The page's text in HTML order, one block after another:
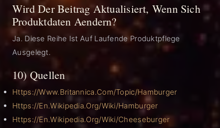
Wird Der Beitrag Aktualisiert, Wenn Sich
Produktdaten Aendern?
Ja. Diese Reihe Ist Auf Laufende Produktpflege
Ausgelegt.
10) Quellen
Https://www.britannica.com/topic/hamburger
Https://en.wikipedia.org/wiki/Hamburger
Https://en.wikipedia.org/wiki/Cheeseburger